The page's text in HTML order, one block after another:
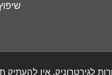
לגירטרוניק, אין